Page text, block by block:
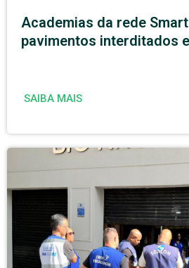
Academias da rede
pavimentos interditados
SAIBA MAIS